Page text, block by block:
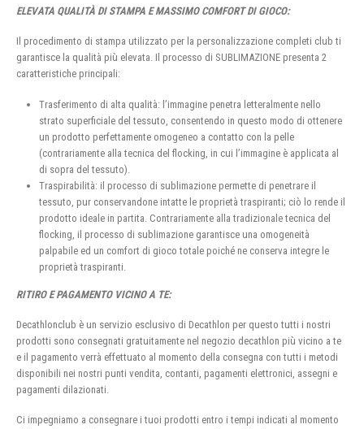
ELEVATA QUALITÀ DI STAMPA E MASSIMO COMFORT DI GIOCO:
Il procedimento di stampa utilizzato per la personalizzazione completi club ti
garantisce la qualità più elevata. Il processo di SUBLIMAZIONE presenta 2
caratteristiche principali:
Trasferimento di alta qualità: l’immagine penetra letteralmente nello
strato superficiale del tessuto, consentendo in questo modo di ottenere
un prodotto perfettamente omogeneo a contatto con la pelle
(contrariamente alla tecnica del flocking, in cui l’immagine è applicata al
di sopra del tessuto).
Traspirabilità: il processo di sublimazione permette di penetrare il
tessuto, pur conservandone intatte le proprietà traspiranti; ciò lo rende il
prodotto ideale in partita. Contrariamente alla tradizionale tecnica del
flocking, il processo di sublimazione garantisce una omogeneità
palpabile ed un comfort di gioco totale poiché ne conserva integre le
proprietà traspiranti.
RITIRO E PAGAMENTO VICINO A TE:
Decathlonclub è un servizio esclusivo di Decathlon per questo tutti i nostri
prodotti sono consegnati gratuitamente nel negozio decathlon più vicino a te
e il pagamento verrà effettuato al momento della consegna con tutti i metodi
disponibili nei nostri punti vendita, contanti, pagamenti elettronici, assegni e
pagamenti dilazionati.
Ci impegniamo a consegnare i tuoi prodotti entro i tempi indicati al momento